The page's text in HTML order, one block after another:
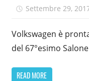
Settembre 29,
Volkswagen è
del 67°esimo Salone
READ MORE